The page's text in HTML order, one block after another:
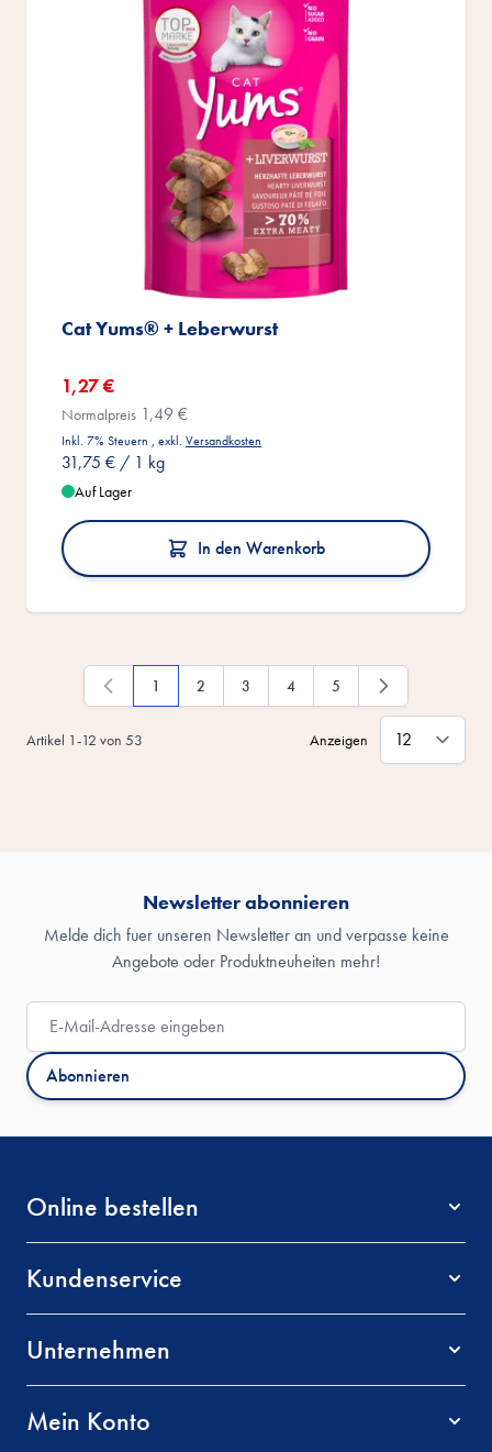
Cat Yums® + Leberwurst
Sonderangebot
1,27 €
Normalpreis 1,49 €
Inkl. 7% Steuern , exkl. Versandkosten
31,75 € / 1 kg
Auf Lager
In den Warenkorb
Artikel 1-12 von 53
Du liest gerade die Seite
1 Seite
2 Seite
3 Seite
4 Seite
5
Anzeigen
Newsletter abonnieren
Melde dich fuer unseren Newsletter an und verpasse keine
Angebote oder Produktneuheiten mehr!
E-Mail-Adresse
Abonnieren
Online bestellen
Kundenservice
Unternehmen
Mein Konto